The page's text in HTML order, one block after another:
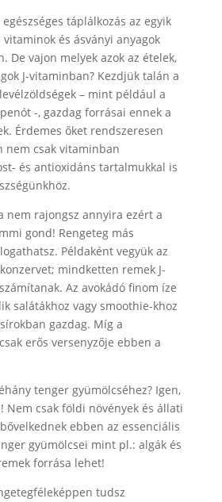
táplálkozás az egyik
és ásványi anyagok
De vajon melyek azok az ételek,
J-vitaminban? Kezdjük talán a
– mint például a
-, gazdag forrásai ennek a
Érdemes őket rendszeresen
nem csak vitaminban
és antioxidáns tartalmukkal is
nem rajongsz annyira ezért a
gond! Rengeteg más
Példaként vegyük az
mindketten remek J-
Az avokádó finom íze
salátákhoz vagy smoothie-khoz
gazdag. Míg a
erős versenyzője ebben a
tenger gyümölcséhez? Igen,
Nem csak földi növények és állati
ebben az essenciális
gyümölcsei mint pl.: algák és
forrása lehet!
tudsz